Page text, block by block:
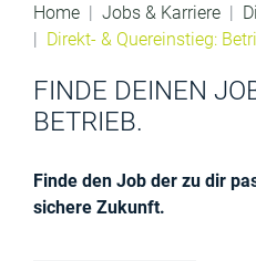
Home Jobs & Karriere
Direkt- & Quereinstieg:
FINDE DEINEN
BETRIEB.
Finde den Job der zu dir
sichere Zukunft.